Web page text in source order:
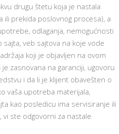
drugu štetu koja je nastala
ili prekida poslovnog procesa), a
odlaganja, nemogućnosti
veb sajtova na koje vode
koji je objavljen na ovom
zasnovana na garanciji, ugovoru
i da li je klijent obavešten o
vaša upotreba materijala,
kao posledicu ima servisiranje ili
ste odgovorni za nastale